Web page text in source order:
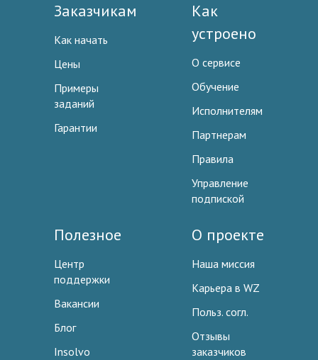
Заказчикам
Как начать
Цены
Примеры
заданий
Гарантии
Как
устроено
О сервисе
Обучение
Исполнителям
Партнерам
Правила
Управление
подпиской
Полезное
Центр
поддержки
Вакансии
Блог
Insolvo
О проекте
Наша миссия
Карьера в WZ
Польз. согл.
Отзывы
заказчиков